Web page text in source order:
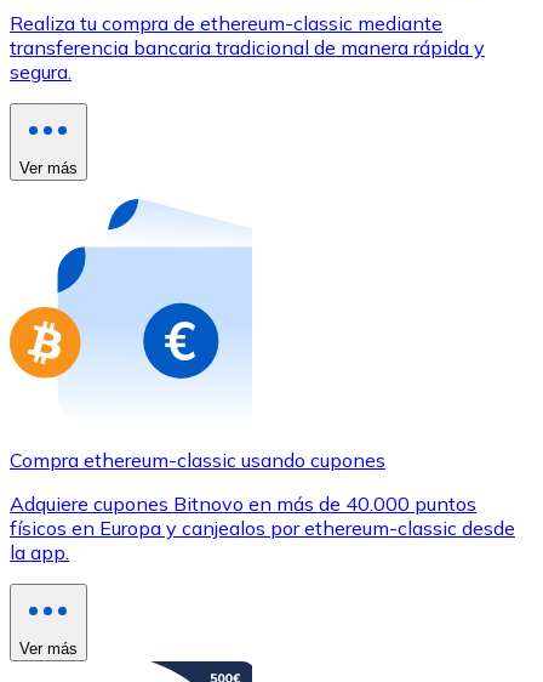
Comprar con tarjeta
Tienda - Tarjetas regalo
Nuevo
Ir a la tienda de tarjetas regalo
Realiza tu compra de ethereum-classic mediante
transferencia bancaria tradicional de manera rápida y
segura.
Ver más
Compra ethereum-classic usando cupones
Adquiere cupones Bitnovo en más de 40.000 puntos
físicos en Europa y canjealos por ethereum-classic desde
la app.
Ver más